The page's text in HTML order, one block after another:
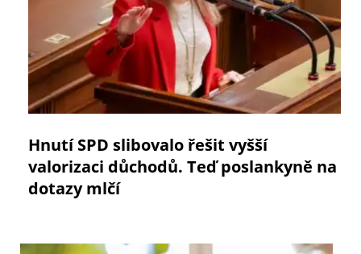
Hnutí SPD slibovalo řešit vyšší
valorizaci důchodů. Teď poslankyně na
dotazy mlčí